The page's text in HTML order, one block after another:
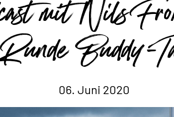
mit Nils
Runde Buddy-
06. Juni 2020